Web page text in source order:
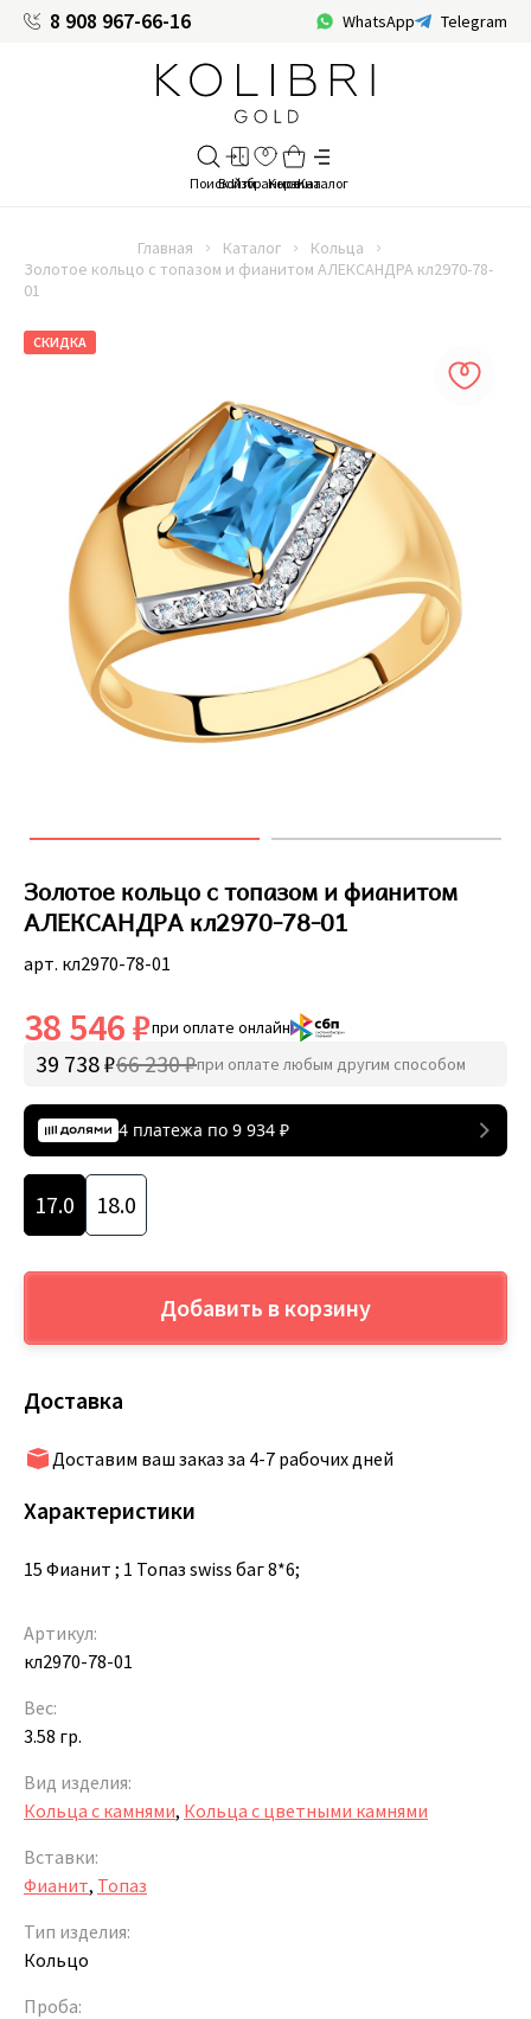
8 908 967-66-16 WhatsApp Telegram
Главная Каталог
Кольца
Золотое кольцо с топазом и фианитом АЛЕКСАНДРА кл2970-78-
01
СКИДКА
Золотое кольцо с топазом и фианитом
АЛЕКСАНДРА кл2970-78-01
арт. кл2970-78-01
38 546 ₽при оплате онлайн
39 738 ₽66 230 ₽при оплате любым другим способом
4 платежа по 9 934 ₽
17.0 18.0
Добавить в корзину
Доставка
Доставим ваш заказ за 4-7 рабочих дней
Характеристики
15 Фианит ; 1 Топаз swiss баг 8*6;
Артикул:
кл2970-78-01
Вес:
3.58 гр.
Вид изделия:
Кольца с камнями, Кольца с цветными камнями
Вставки:
Фианит, Топаз
Тип изделия:
Кольцо
Проба: